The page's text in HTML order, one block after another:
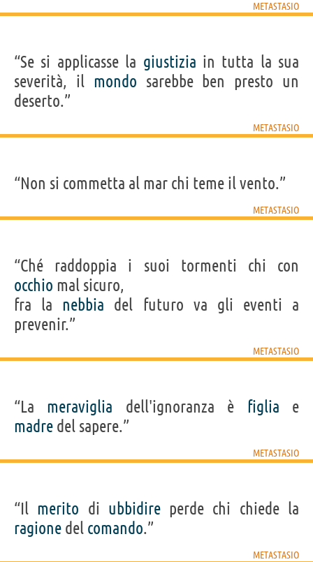
METASTASIO
“Se si applicasse la giustizia in tutta la sua
severità, il mondo sarebbe ben presto un
deserto.”
METASTASIO
“Non si commetta al mar chi teme il vento.”
METASTASIO
“Ché raddoppia i suoi tormenti chi con
occhio mal sicuro,
fra la nebbia del futuro va gli eventi a
prevenir.”
METASTASIO
“La meraviglia dell'ignoranza è figlia e
madre del sapere.”
METASTASIO
“Il merito di ubbidireperde chi chiede la
ragione del comando.”
METASTASIO